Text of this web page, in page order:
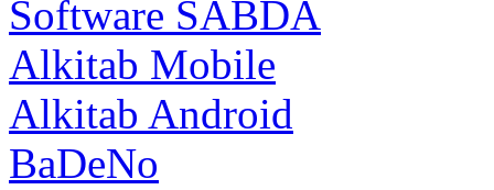
Software SABDA
Alkitab Mobile
Alkitab Android
BaDeNo